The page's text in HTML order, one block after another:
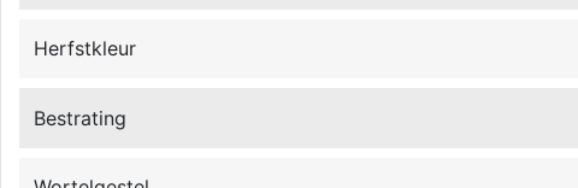
Herfstkleur
Bestrating